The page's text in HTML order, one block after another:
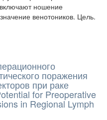
ношение
венотоников. Цель.
поражения
при раке
for Preoperative
in Regional Lymph